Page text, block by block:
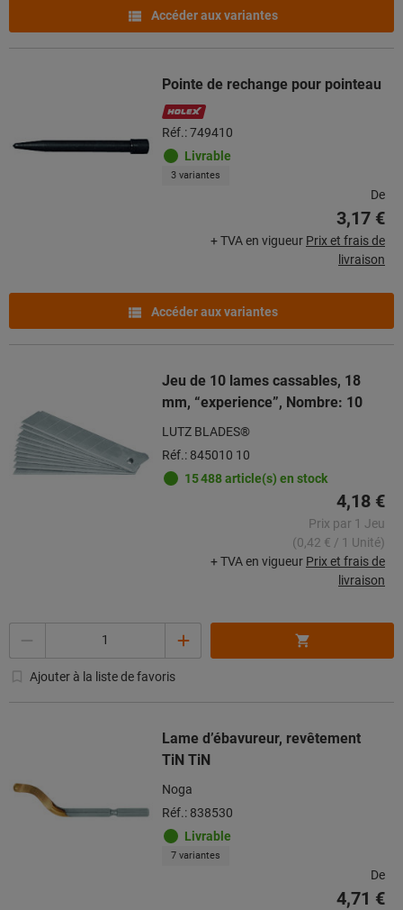
Accéder aux variantes
Pointe de rechange pour pointeau
Réf.: 749410
Livrable
3 variantes
De
3,17 €
+ TVA en vigueur Prix et frais de
livraison
Accéder aux variantes
Jeu de 10 lames cassables, 18
mm, “experience”, Nombre: 10
LUTZ BLADES®
Réf.: 845010 10
15 488 article(s) en stock
4,18 €
Prix par 1 Jeu
(0,42 € / 1 Unité)
+ TVA en vigueur Prix et frais de
livraison
Ajouter à la liste de favoris
Lame d’ébavureur, revêtement
TiN TiN
Noga
Réf.: 838530
Livrable
7 variantes
De
4,71 €